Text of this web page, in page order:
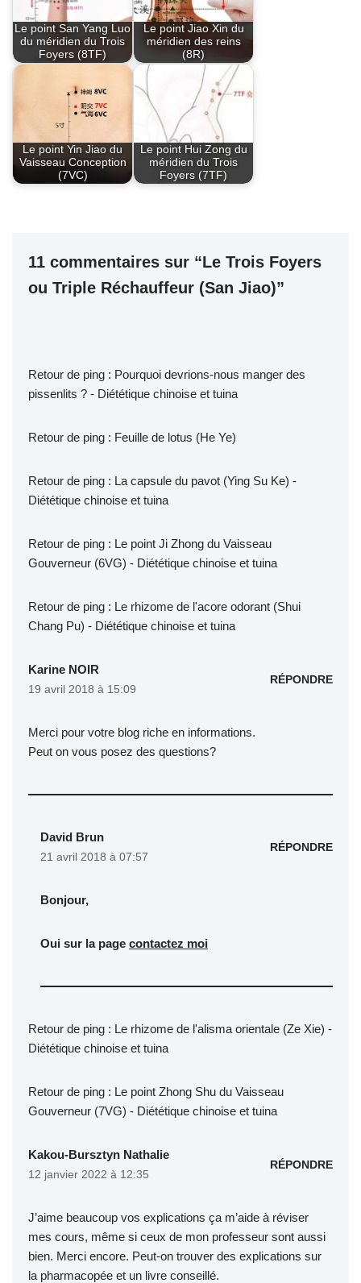
Le point San Yang Luo
du méridien du Trois
Foyers (8TF)
Le point Jiao Xin du
méridien des reins
(8R)
Le point Yin Jiao du
Vaisseau Conception
(7VC)
Le point Hui Zong du
méridien du Trois
Foyers (7TF)
11 commentaires sur “Le Trois Foyers
ou Triple Réchauffeur (San Jiao)”
Retour de ping : Pourquoi devrions-nous manger des
pissenlits ? - Diététique chinoise et tuina
Retour de ping : Feuille de lotus (He Ye)
Retour de ping : La capsule du pavot (Ying Su Ke) -
Diététique chinoise et tuina
Retour de ping : Le point Ji Zhong du Vaisseau
Gouverneur (6VG) - Diététique chinoise et tuina
Retour de ping : Le rhizome de l'acore odorant (Shui
Chang Pu) - Diététique chinoise et tuina
Karine NOIR
19 avril 2018 à 15:09
RÉPONDRE
Merci pour votre blog riche en informations.
Peut on vous posez des questions?
David Brun
21 avril 2018 à 07:57
RÉPONDRE
Bonjour,
Oui sur la page contactez moi
Retour de ping : Le rhizome de l'alisma orientale (Ze Xie) -
Diététique chinoise et tuina
Retour de ping : Le point Zhong Shu du Vaisseau
Gouverneur (7VG) - Diététique chinoise et tuina
Kakou-Bursztyn Nathalie
12 janvier 2022 à 12:35
RÉPONDRE
J’aime beaucoup vos explications ça m’aide à réviser
mes cours, même si ceux de mon professeur sont aussi
bien. Merci encore. Peut-on trouver des explications sur
la pharmacopée et un livre conseillé.